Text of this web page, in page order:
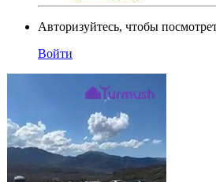
Авторизуйтесь, чтобы
Войти